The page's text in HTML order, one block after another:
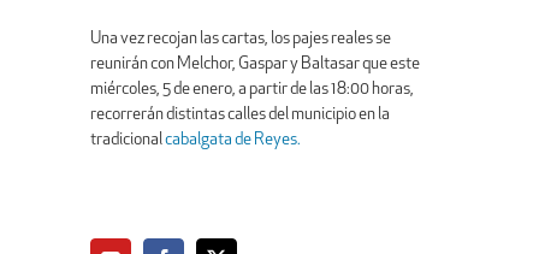
Una vez recojan las cartas, los pajes reales se
reunirán con Melchor, Gaspar y Baltasar que este
miércoles, 5 de enero, a partir de las 18:00 horas,
recorrerán distintas calles del municipio en la
tradicionalcabalgata de Reyes.